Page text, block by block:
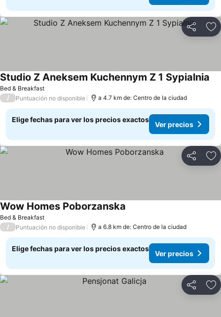
Compartir
Bed & Breakfast
Studio Z Aneksem Kuchennym Z 1 Sypialnia
/ Puntuación no disponible a 4.7 km de: Centro de la ciudad
Elige fechas para ver los precios exactos
Ver precios
Compartir
Bed & Breakfast
Wow Homes Poborzanska
/ Puntuación no disponible a 6.8 km de: Centro de la ciudad
Elige fechas para ver los precios exactos
Ver precios
Compartir